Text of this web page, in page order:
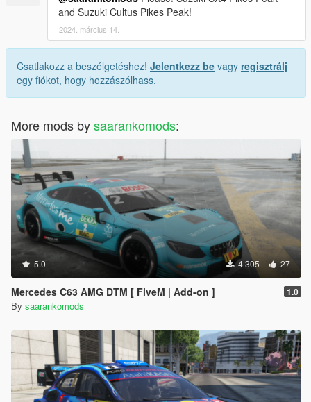
and Suzuki Cultus Pikes Peak!
2024. március 14.
Csatlakozz a beszélgetéshez! Jelentkezz be vagy regisztrálj
egy fiókot, hogy hozzászólhass.
More mods bysaarankomods:
5.0 4 305 27
Mercedes C63 AMG DTM [ FiveM | Add-on ] 1.0
By saarankomods